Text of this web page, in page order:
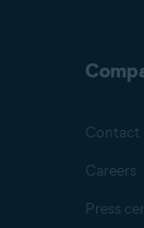
Contact
Careers
Press